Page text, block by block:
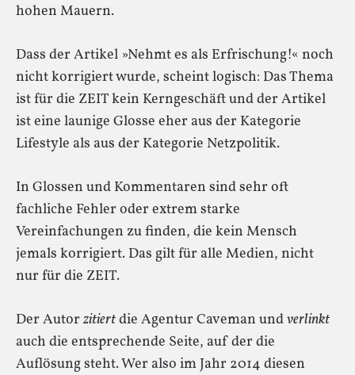
hohen Mauern.
Dass der Artikel »Nehmt es als Erfrischung!« noch
nicht korrigiert wurde, scheint logisch: Das Thema
ist für die ZEIT kein Kerngeschäft und der Artikel
ist eine launige Glosse eher aus der Kategorie
Lifestyle als aus der Kategorie Netzpolitik.
In Glossen und Kommentaren sind sehr oft
fachliche Fehler oder extrem starke
Vereinfachungen zu finden, die kein Mensch
jemals korrigiert. Das gilt für alle Medien, nicht
nur für die ZEIT.
Der Autor zitiertdie Agentur Caveman undverlinkt
auch die entsprechende Seite, auf der die
Auflösung steht. Wer also im Jahr 2014 diesen